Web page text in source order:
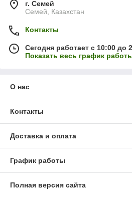
г. Семей
Семей, Казахстан
Контакты
Сегодня работает с 10:00 до
Показать весь график
О нас
Контакты
Доставка и оплата
График работы
Полная версия сайта